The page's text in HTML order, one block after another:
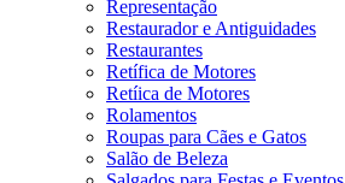
Representação
Restaurador e Antiguidades
Restaurantes
Retífica de Motores
Retíica de Motores
Rolamentos
Roupas para Cães e Gatos
Salão de Beleza